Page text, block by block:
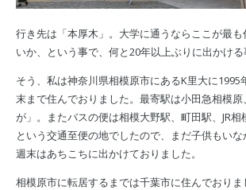
行き先は「本厚木」。大学に通うならここが最
いか、という事で、何と20年以上ぶりに出かける
そう、私は神奈川県相模原市にあるK里大に1995
末まで住んでおりました。最寄駅は小田急相模原
が」。またバスの便は相模大野駅、町田駅、JR
という交通至便の地でしたので、まだ子供もいな
週末はあちこちに出かけておりました。
相模原市に転居するまでは千葉市に住んでおりま